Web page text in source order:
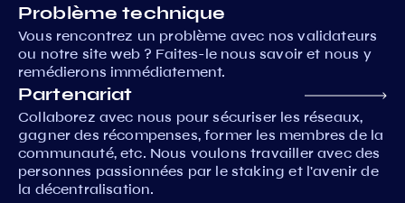
Problème technique
Vous rencontrez un problème avec nos validateurs
ou notre site web ? Faites-le nous savoir et nous y
remédierons immédiatement.
Partenariat
Collaborez avec nous pour sécuriser les réseaux,
gagner des récompenses, former les membres de la
communauté, etc. Nous voulons travailler avec des
personnes passionnées par le staking et l'avenir de
la décentralisation.